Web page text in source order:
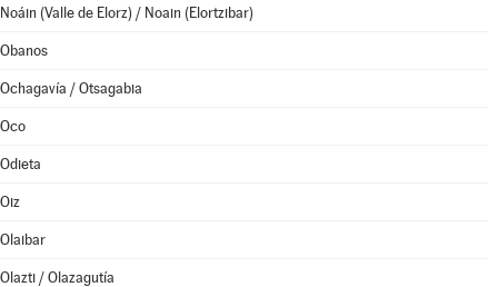
Noáin (Valle de Elorz) / Noain (Elortzibar)
Obanos
Ochagavía / Otsagabia
Oco
Odieta
Oiz
Olaibar
Olazti / Olazagutía